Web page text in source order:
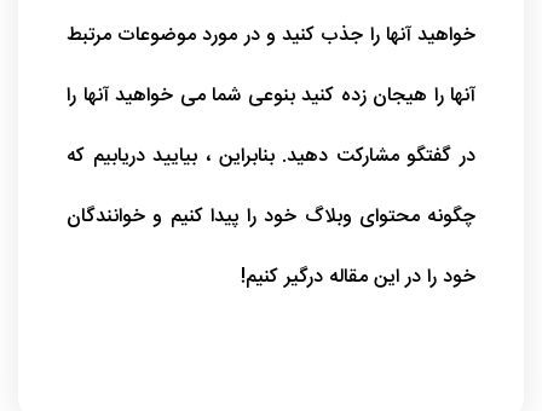
خواهید آنها را جذب کنید و در مورد موضوعات مرتبط
آنها را هیجان زده کنید بنوعی شما می خواهید آنها را
در گفتگو مشارکت دهید. بنابراین ، بیایید دریابیم که
چگونه محتوای وبلاگ خود را پیدا کنیم و خوانندگان
خود را در این مقاله درگیر کنیم!